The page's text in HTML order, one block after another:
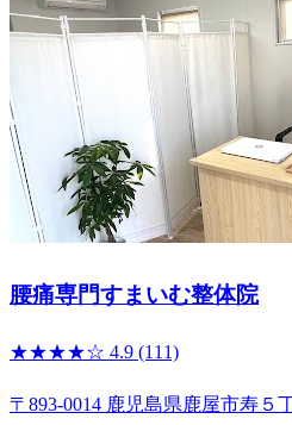
腰痛専門すまいむ整体院
★★★★☆ 4.9 (111)
〒893-0014 鹿児島県鹿屋市寿５